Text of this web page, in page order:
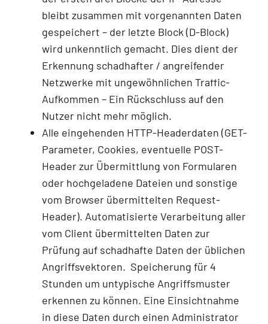
bleibt zusammen mit vorgenannten Daten
gespeichert – der letzte Block (D-Block)
wird unkenntlich gemacht. Dies dient der
Erkennung schadhafter / angreifender
Netzwerke mit ungewöhnlichen Traffic-
Aufkommen – Ein Rückschluss auf den
Nutzer nicht mehr möglich.
Alle eingehenden HTTP-Headerdaten (GET-
Parameter, Cookies, eventuelle POST-
Header zur Übermittlung von Formularen
oder hochgeladene Dateien und sonstige
vom Browser übermittelten Request-
Header). Automatisierte Verarbeitung aller
vom Client übermittelten Daten zur
Prüfung auf schadhafte Daten der üblichen
Angriffsvektoren. Speicherung für 4
Stunden um untypische Angriffsmuster
erkennen zu können. Eine Einsichtnahme
in diese Daten durch einen Administrator